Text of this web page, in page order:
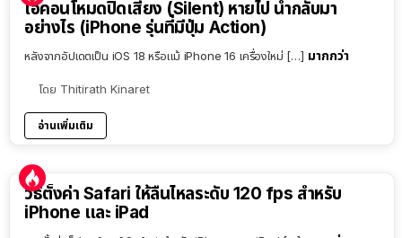
ไอคอนโหมดปิดเสียง (Silent) หายไป นำกลับมา
อย่างไร (iPhone รุ่นที่มีปุ่ม Action)
หลังจากอัปเดตเป็น iOS 18 หรือแม้ iPhone 16 เครื่องใหม่ […] มากกว่า
โดย Thitirath Kinaret
อ่านเพิ่มเติม
วิธีตั้งค่า Safari ให้ลื่นไหลระดับ 120 fps สำหรับ
iPhone และ iPad